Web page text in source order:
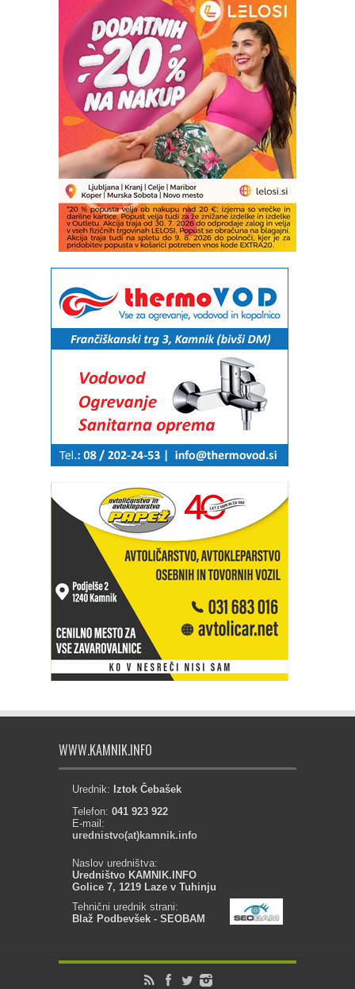
WWW.KAMNIK.INFO
Urednik: Iztok Čebašek
Telefon: 041 923 922
E-mail:
urednistvo(at)kamnik.info
Naslov uredništva:
Uredništvo KAMNIK.INFO
Golice 7, 1219 Laze v Tuhinju
Tehnični urednik strani:
Blaž Podbevšek - SEOBAM